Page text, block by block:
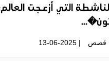
التي أزعجت
قصص | 13-06-2025